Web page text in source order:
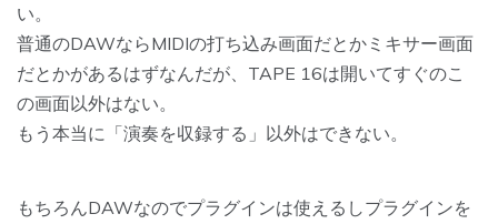
い。
普通のDAWならMIDIの打ち込み画面だとかミキサー画面
だとかがあるはずなんだが、TAPE 16は開いてすぐのこ
の画面以外はない。
もう本当に「演奏を収録する」以外はできない。
もちろんDAWなのでプラグインは使えるしプラグインを